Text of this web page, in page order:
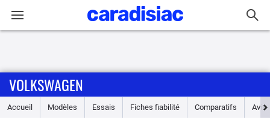
Accueil
VOLKSWAGEN
Accueil Modèles Essais Fiches fiabilité Comparatifs Avis